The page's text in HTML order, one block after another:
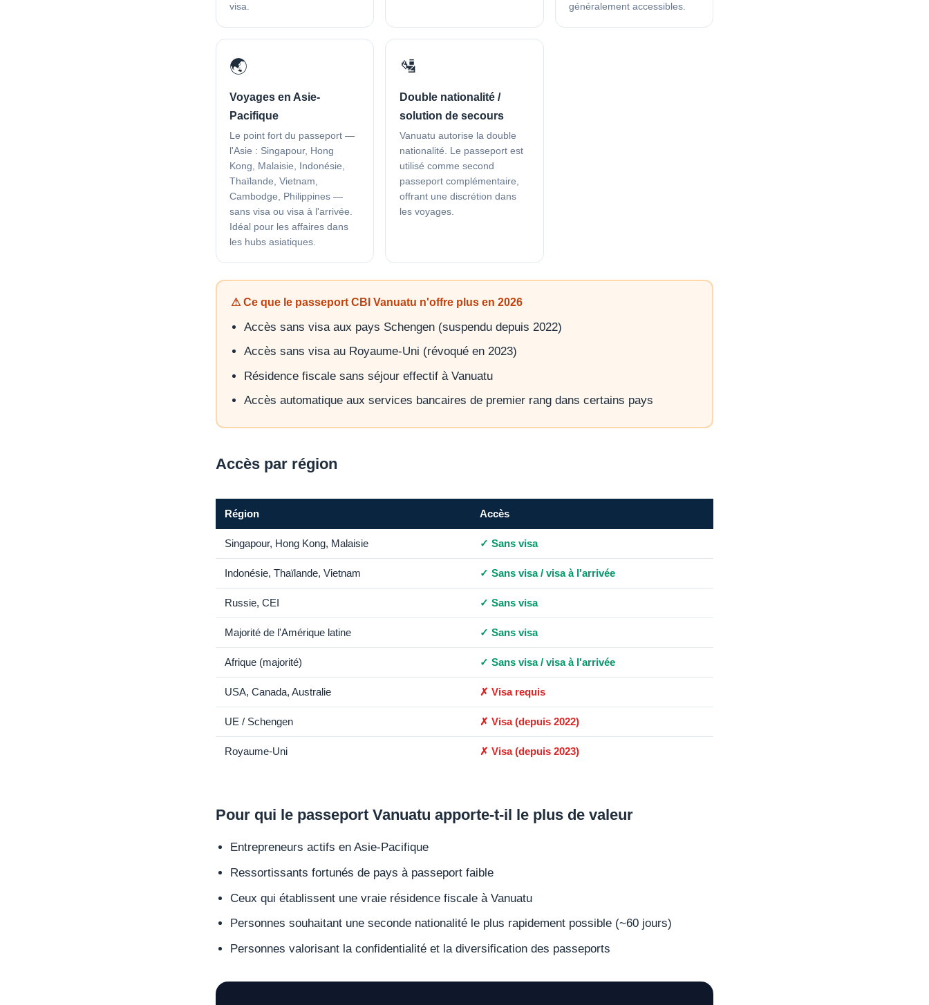
visa.
généralement accessibles.
🌏
Voyages en Asie-
Pacifique
Le point fort du passeport —
l'Asie : Singapour, Hong
Kong, Malaisie, Indonésie,
Thaïlande, Vietnam,
Cambodge, Philippines —
sans visa ou visa à l'arrivée.
Idéal pour les affaires dans
les hubs asiatiques.
🛂
Double nationalité /
solution de secours
Vanuatu autorise la double
nationalité. Le passeport est
utilisé comme second
passeport complémentaire,
offrant une discrétion dans
les voyages.
⚠ Ce que le passeport CBI Vanuatu n'offre plus en 2026
Accès sans visa aux pays Schengen (suspendu depuis 2022)
Accès sans visa au Royaume-Uni (révoqué en 2023)
Résidence fiscale sans séjour effectif à Vanuatu
Accès automatique aux services bancaires de premier rang dans certains pays
Accès par région
Région Accès
Singapour, Hong Kong, Malaisie ✓ Sans visa
Indonésie, Thaïlande, Vietnam ✓ Sans visa / visa à l'arrivée
Russie, CEI ✓ Sans visa
Majorité de l'Amérique latine ✓ Sans visa
Afrique (majorité) ✓ Sans visa / visa à l'arrivée
USA, Canada, Australie ✗ Visa requis
UE / Schengen ✗ Visa (depuis 2022)
Royaume-Uni ✗ Visa (depuis 2023)
Pour qui le passeport Vanuatu apporte-t-il le plus de valeur
Entrepreneurs actifs en Asie-Pacifique
Ressortissants fortunés de pays à passeport faible
Ceux qui établissent une vraie résidence fiscale à Vanuatu
Personnes souhaitant une seconde nationalité le plus rapidement possible (~60 jours)
Personnes valorisant la confidentialité et la diversification des passeports